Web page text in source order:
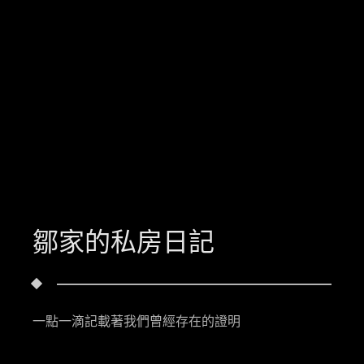
鄒家的私房日記
一點一滴記載著我們曾經存在的證明